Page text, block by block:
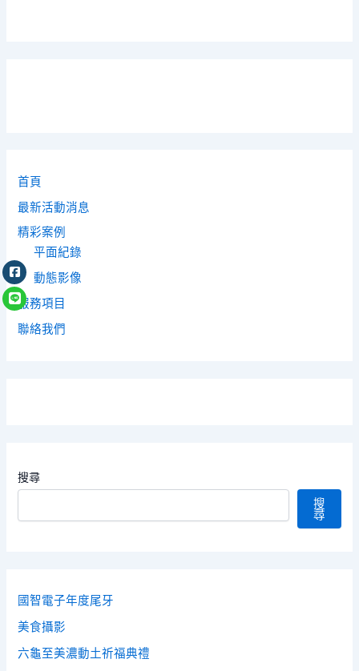
首頁
最新活動消息
精彩案例
平面紀錄
動態影像
服務項目
聯絡我們
搜尋
搜
尋
國智電子年度尾牙
美食攝影
六龜至美濃動土祈福典禮